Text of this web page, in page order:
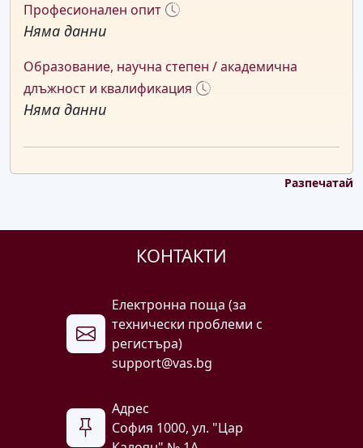
Професионален опит
Няма данни
Образование, научна степен / академична
длъжност и квалификация
Няма данни
Разпечатай
КОНТАКТИ
Електронна поща (за
технически проблеми с
регистъра)
support@vas.bg
Адрес
София 1000, ул. "Цар